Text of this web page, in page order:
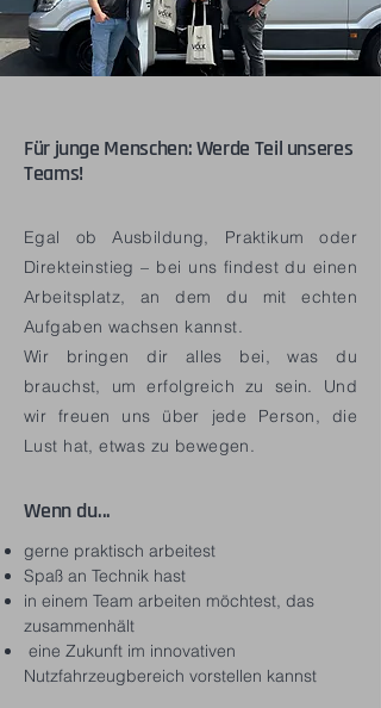
Für junge Menschen: Werde Teil unseres
Teams!
Egal ob Ausbildung, Praktikum oder
Direkteinstieg – bei uns findest du einen
Arbeitsplatz, an dem du mit echten
Aufgaben wachsen kannst.
Wir bringen dir alles bei, was du
brauchst, um erfolgreich zu sein. Und
wir freuen uns über jede Person, die
Lust hat, etwas zu bewegen.
Wenn du...​​
gerne praktisch arbeitest
Spaß an Technik hast
in einem Team arbeiten möchtest, das
zusammenhält
eine Zukunft im innovativen
Nutzfahrzeugbereich vorstellen kannst